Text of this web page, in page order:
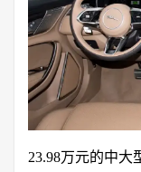
23.98万元的中大